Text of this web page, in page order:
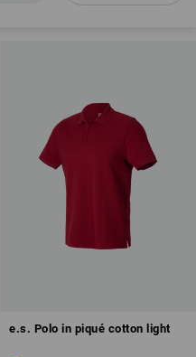
e.s. Polo in piqué cotton light